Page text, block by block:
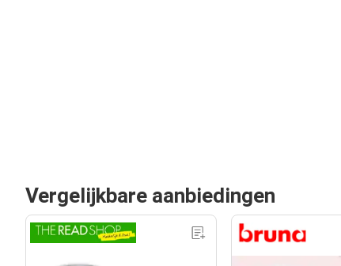
Vergelijkbare aanbiedingen